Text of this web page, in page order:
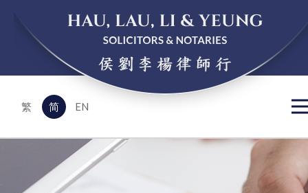
繁 简 EN